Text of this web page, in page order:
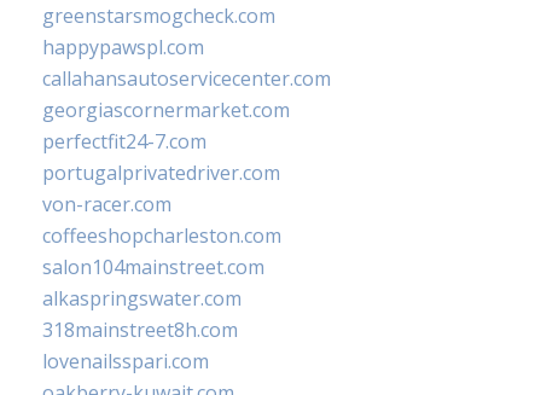
greenstarsmogcheck.com
happypawspl.com
callahansautoservicecenter.com
georgiascornermarket.com
perfectfit24-7.com
portugalprivatedriver.com
von-racer.com
coffeeshopcharleston.com
salon104mainstreet.com
alkaspringswater.com
318mainstreet8h.com
lovenailsspari.com